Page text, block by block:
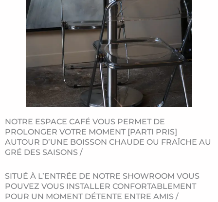
NOTRE ESPACE CAFÉ VOUS PERMET DE
PROLONGER VOTRE MOMENT [PARTI PRIS]
AUTOUR D’UNE BOISSON CHAUDE OU FRAÎCHE AU
GRÉ DES SAISONS /
SITUÉ À L’ENTRÉE DE NOTRE SHOWROOM VOUS
POUVEZ VOUS INSTALLER CONFORTABLEMENT
POUR UN MOMENT DÉTENTE ENTRE AMIS /